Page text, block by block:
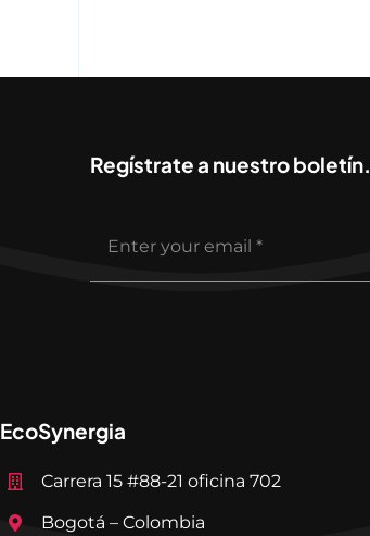
Regístrate a nuestro boletín.
EcoSynergia
Carrera 15 #88-21 oficina 702
Bogotá – Colombia